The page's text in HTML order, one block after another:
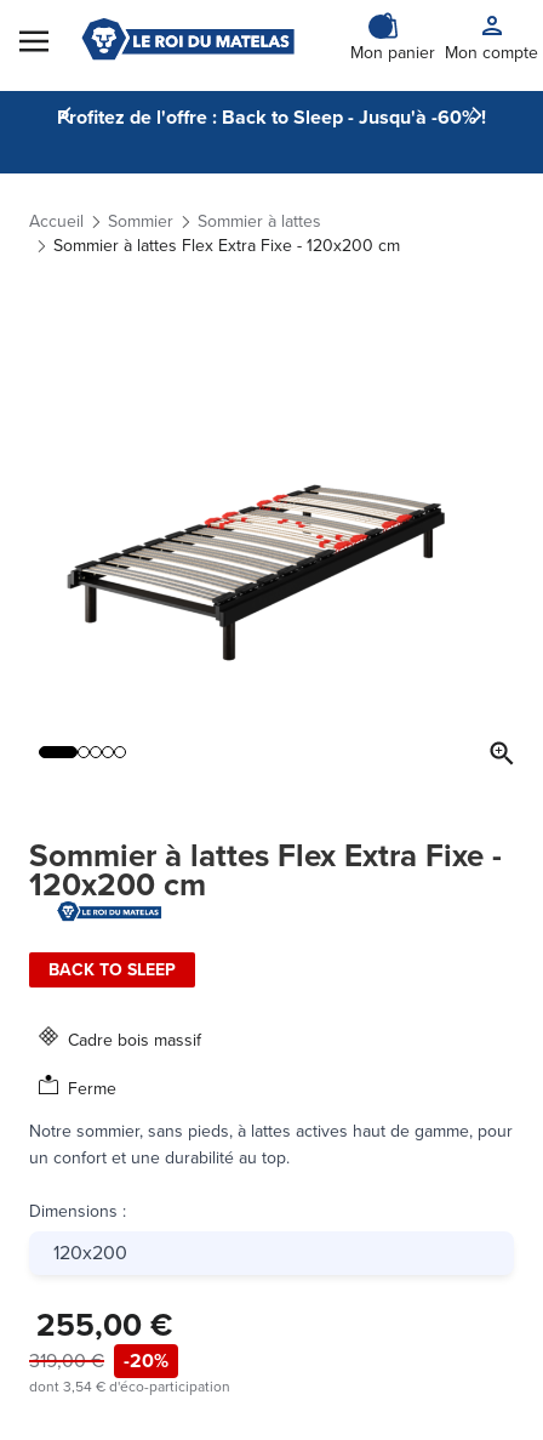
Skip to Content
Mon panier Mon compte
Profitez de l'offre : Back to Sleep - Jusqu'à -60% !
Accueil Sommier
Sommier à lattes
Sommier à lattes Flex Extra Fixe - 120x200 cm
Sommier à lattes Flex Extra Fixe -
120x200 cm
BACK TO SLEEP
Cadre bois massif
Ferme
Notre sommier, sans pieds, à lattes actives haut de gamme, pour
un confort et une durabilité au top.
Dimensions :
120x200
255,00 €
319,00 € -20%
dont3,54 €d'éco-participation